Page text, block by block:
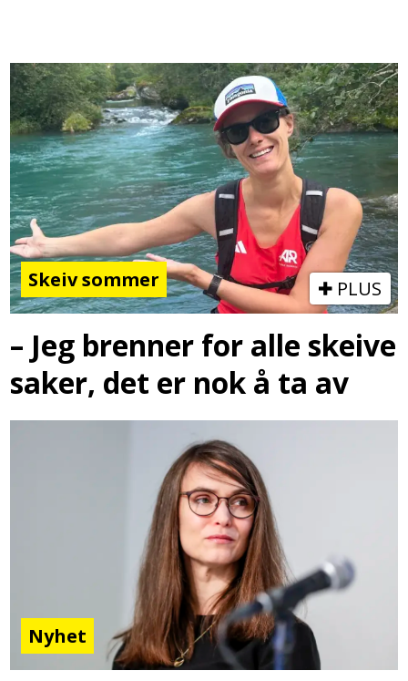
Skeiv sommer PLUS
– Jeg brenner for alle skeive
saker, det er nok å ta av
Nyhet